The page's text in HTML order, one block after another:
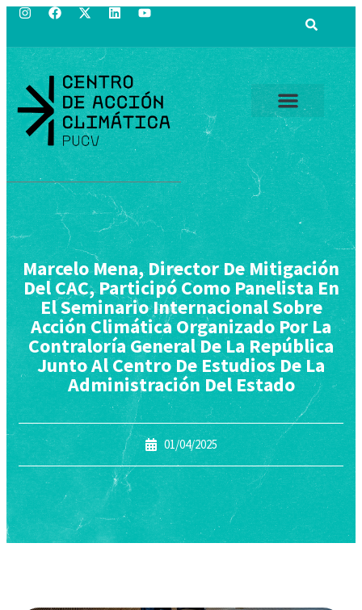
Marcelo Mena, Director De Mitigación
Del CAC, Participó Como Panelista En
El Seminario Internacional Sobre
Acción Climática Organizado Por La
Contraloría General De La República
Junto Al Centro De Estudios De La
Administración Del Estado
01/04/2025